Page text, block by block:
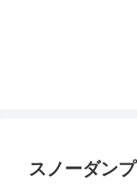
スノーダン